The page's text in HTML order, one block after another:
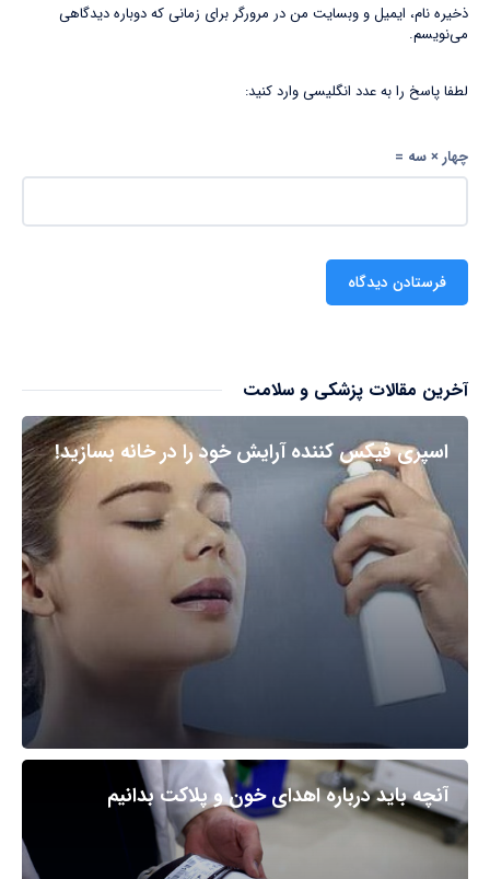
ذخیره نام، ایمیل و وبسایت من در مرورگر برای زمانی که دوباره دیدگاهی
می‌نویسم.
لطفا پاسخ را به عدد انگلیسی وارد کنید:
چهار × سه =
آخرین مقالات پزشکی و سلامت
اسپری فیکس کننده آرایش خود را در خانه بسازید!
آنچه باید درباره اهدای خون و پلاکت بدانیم